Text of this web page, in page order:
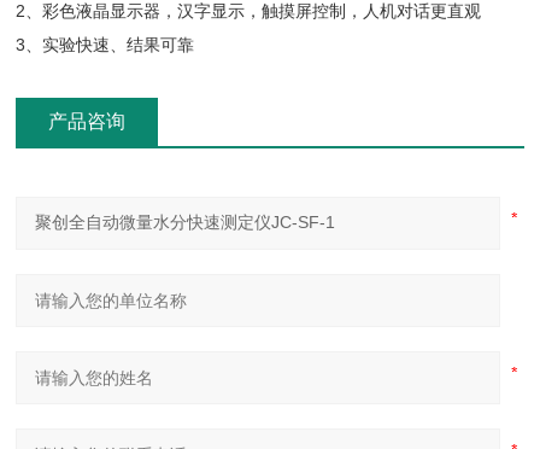
2、彩色液晶显示器，汉字显示，触摸屏控制，人机对话更直观
3、实验快速、结果可靠
产品咨询